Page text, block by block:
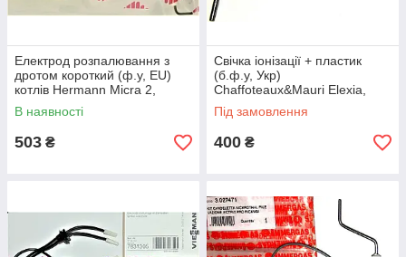
Електрод розпалювання з
дротом короткий (ф.у, EU)
котлів Hermann Micra 2,
Thesi, арт. H055004131, к.з.
0547/3
В наявності
503 ₴
Свічка іонізації + пластик
(б.ф.у, Укр)
Chaffoteaux&Mauri Elexia,
Nectra (Анна), арт.
61002802А, к.з. 0582/1
Під замовлення
400 ₴